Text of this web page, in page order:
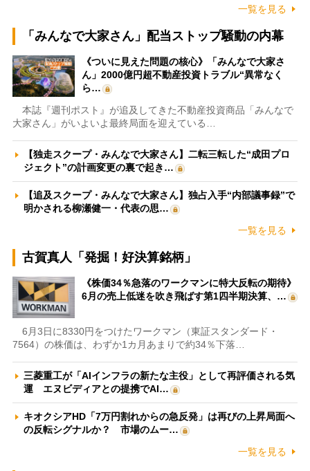
一覧を見る
「みんなで大家さん」配当ストップ騒動の内幕
《ついに見えた問題の核心》「みんなで大家さ
ん」2000億円超不動産投資トラブル“異常なく
ら…
本誌『週刊ポスト』が追及してきた不動産投資商品「みんなで
大家さん」がいよいよ最終局面を迎えている…
【独走スクープ・みんなで大家さん】二転三転した“成田プロ
ジェクト”の計画変更の裏で起き…
【追及スクープ・みんなで大家さん】独占入手“内部議事録”で
明かされる柳瀬健一・代表の思…
一覧を見る
古賀真人「発掘！好決算銘柄」
《株価34％急落のワークマンに特大反転の期待》
6月の売上低迷を吹き飛ばす第1四半期決算、…
6月3日に8330円をつけたワークマン（東証スタンダード・
7564）の株価は、わずか1カ月あまりで約34％下落…
三菱重工が「AIインフラの新たな主役」として再評価される気
運 エヌビディアとの提携でAI…
キオクシアHD「7万円割れからの急反発」は再びの上昇局面へ
の反転シグナルか？ 市場のムー…
一覧を見る